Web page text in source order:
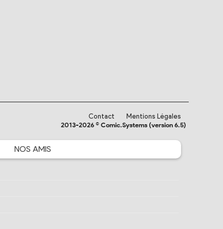
Contact
Mentions Légales
2013-2026 © Comic.Systems (version 6.5)
NOS AMIS